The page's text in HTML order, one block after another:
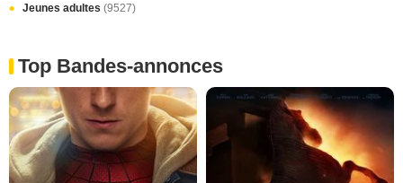
Jeunes adultes (9527)
Top Bandes-annonces